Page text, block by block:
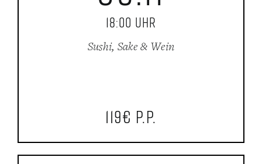
18:00 Uhr
Sushi, Sake & Wein
119€ p.P.